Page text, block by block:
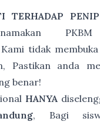
TERHADAP
tidak
Pastikan anda
benar!
HANYA
, Bagi